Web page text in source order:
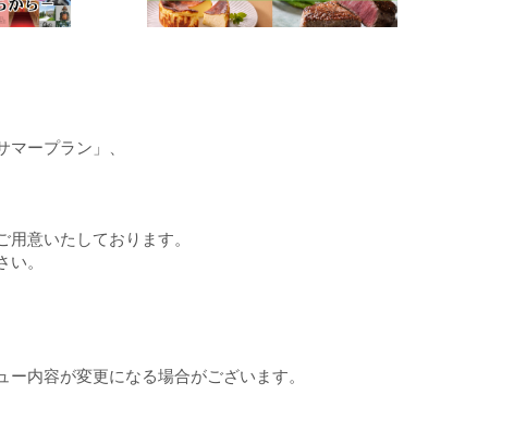
ープラン」、
用意いたしております。
。
内容が変更になる場合がございます。